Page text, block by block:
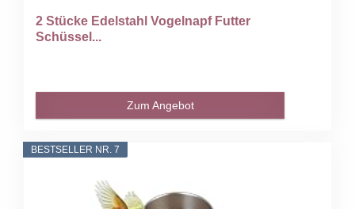
2 Stücke Edelstahl Vogelnapf Futter
Schüssel...
Zum Angebot
BESTSELLER NR. 7